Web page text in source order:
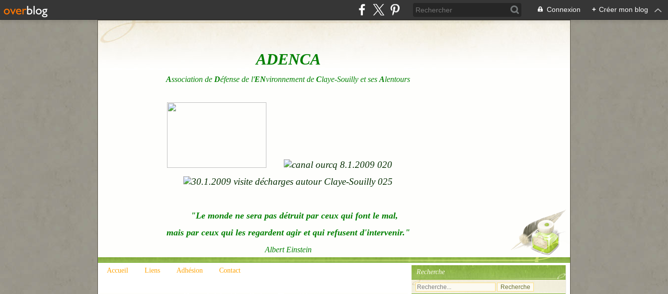
Connexion + Créer mon blog
ADENCA
Association de Défense de l'ENvironnement de Claye-Souilly et ses Alentours
"Le monde ne sera pas détruit par ceux qui font le mal,
mais par ceux qui les regardent agir et qui refusent d'intervenir."
Albert Einstein
Accueil Liens Adhésion Contact Recherche